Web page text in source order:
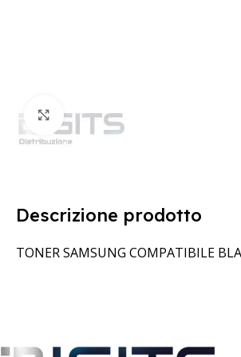
Clicca per ingrandire
Descrizione prodotto
TONER SAMSUNG COMPATIBILE